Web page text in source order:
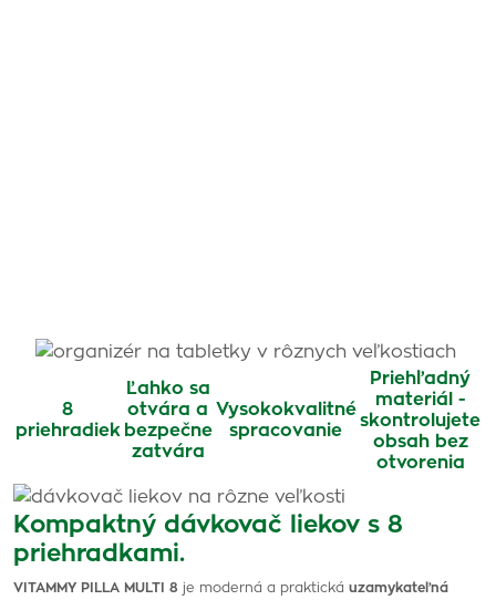
8
priehradiek
Ľahko sa
otvára a
bezpečne
zatvára
Vysokokvalitné
spracovanie
Priehľadný
materiál -
skontrolujete
obsah bez
otvorenia
Kompaktný dávkovač liekov s 8
priehradkami.
VITAMMY PILLA MULTI 8 je moderná a praktická uzamykateľná